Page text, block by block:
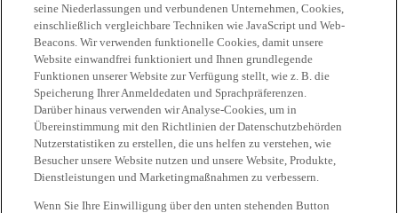
seine Niederlassungen und verbundenen Unternehmen, Cookies,
einschließlich vergleichbare Techniken wie JavaScript und Web-
Beacons. Wir verwenden funktionelle Cookies, damit unsere
Website einwandfrei funktioniert und Ihnen grundlegende
Funktionen unserer Website zur Verfügung stellt, wie z. B. die
Speicherung Ihrer Anmeldedaten und Sprachpräferenzen.
Darüber hinaus verwenden wir Analyse-Cookies, um in
Übereinstimmung mit den Richtlinien der Datenschutzbehörden
Nutzerstatistiken zu erstellen, die uns helfen zu verstehen, wie
Besucher unsere Website nutzen und unsere Website, Produkte,
Dienstleistungen und Marketingmaßnahmen zu verbessern.
Wenn Sie Ihre Einwilligung über den unten stehenden Button